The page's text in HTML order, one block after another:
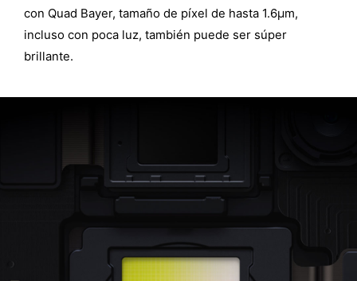
con Quad Bayer, tamaño de píxel de hasta 1.6μm,
incluso con poca luz, también puede ser súper
brillante.